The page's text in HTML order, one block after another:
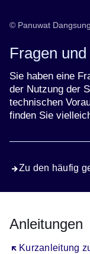
© Panuwat
Fragen
Sie haben eine
der Nutzung der
technischen
finden Sie
Zu den häufig
Anleitungen
Kurzanleitung
Öffnet sich in